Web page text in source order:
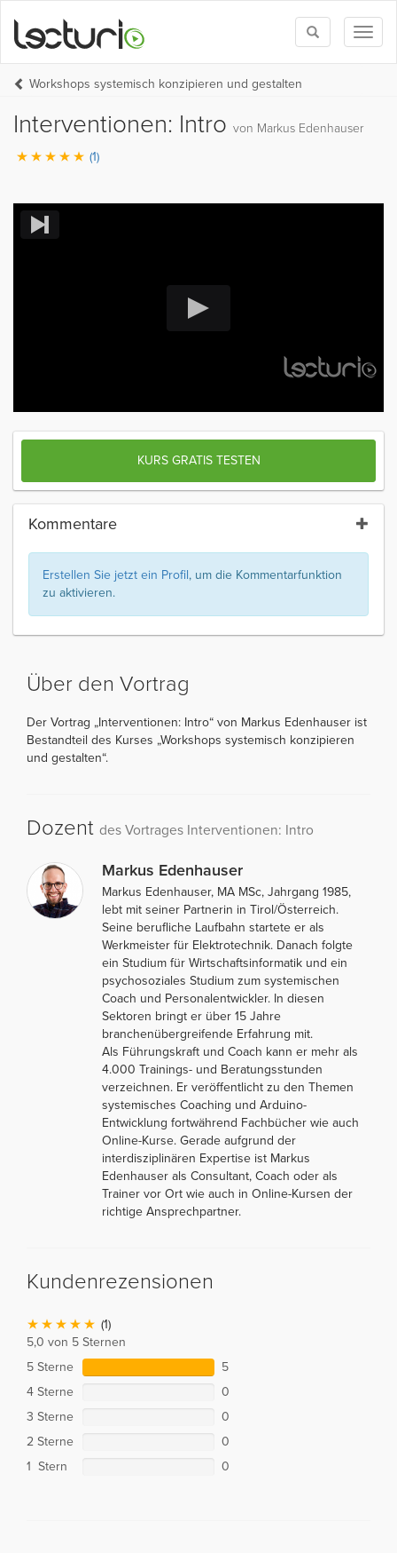
Toggle
search
Workshops systemisch konzipieren und gestalten
Interventionen: Intro von Markus Edenhauser
(1)
KURS GRATIS TESTEN
Kommentare
Erstellen Sie jetzt ein Profil, um die Kommentarfunktion
zu aktivieren.
Über den Vortrag
Der Vortrag „Interventionen: Intro“ von Markus Edenhauser ist
Bestandteil des Kurses „Workshops systemisch konzipieren
und gestalten“.
Dozent des Vortrages Interventionen: Intro
Markus Edenhauser
Markus Edenhauser, MA MSc, Jahrgang 1985,
lebt mit seiner Partnerin in Tirol/Österreich.
Seine berufliche Laufbahn startete er als
Werkmeister für Elektrotechnik. Danach folgte
ein Studium für Wirtschaftsinformatik und ein
psychosoziales Studium zum systemischen
Coach und Personalentwickler. In diesen
Sektoren bringt er über 15 Jahre
branchenübergreifende Erfahrung mit.
Als Führungskraft und Coach kann er mehr als
4.000 Trainings- und Beratungsstunden
verzeichnen. Er veröffentlicht zu den Themen
systemisches Coaching und Arduino-
Entwicklung fortwährend Fachbücher wie auch
Online-Kurse. Gerade aufgrund der
interdisziplinären Expertise ist Markus
Edenhauser als Consultant, Coach oder als
Trainer vor Ort wie auch in Online-Kursen der
richtige Ansprechpartner.
Kundenrezensionen
(1)
5,0 von 5 Sternen
5 Sterne
5
4 Sterne
0
3 Sterne
0
2 Sterne
0
1 Stern
0